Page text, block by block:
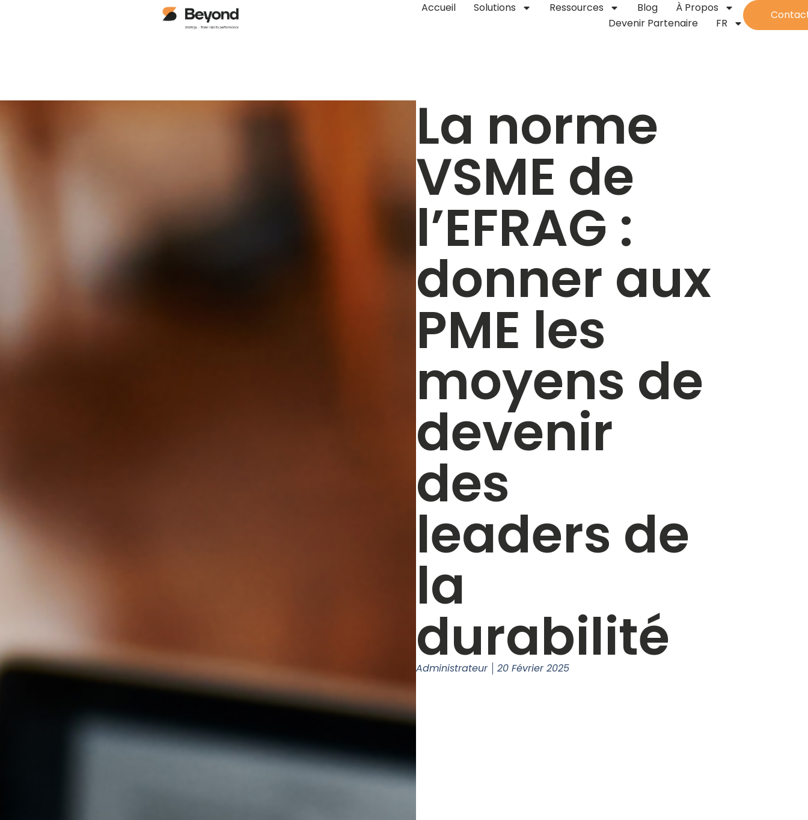
Accueil Solutions Ressources Blog
À Propos
Devenir Partenaire
FR
La norme
VSME de
l’EFRAG :
donner aux
PME les
moyens de
devenir
des
leaders de
la
durabilité
Administrateur 20 Février 2025